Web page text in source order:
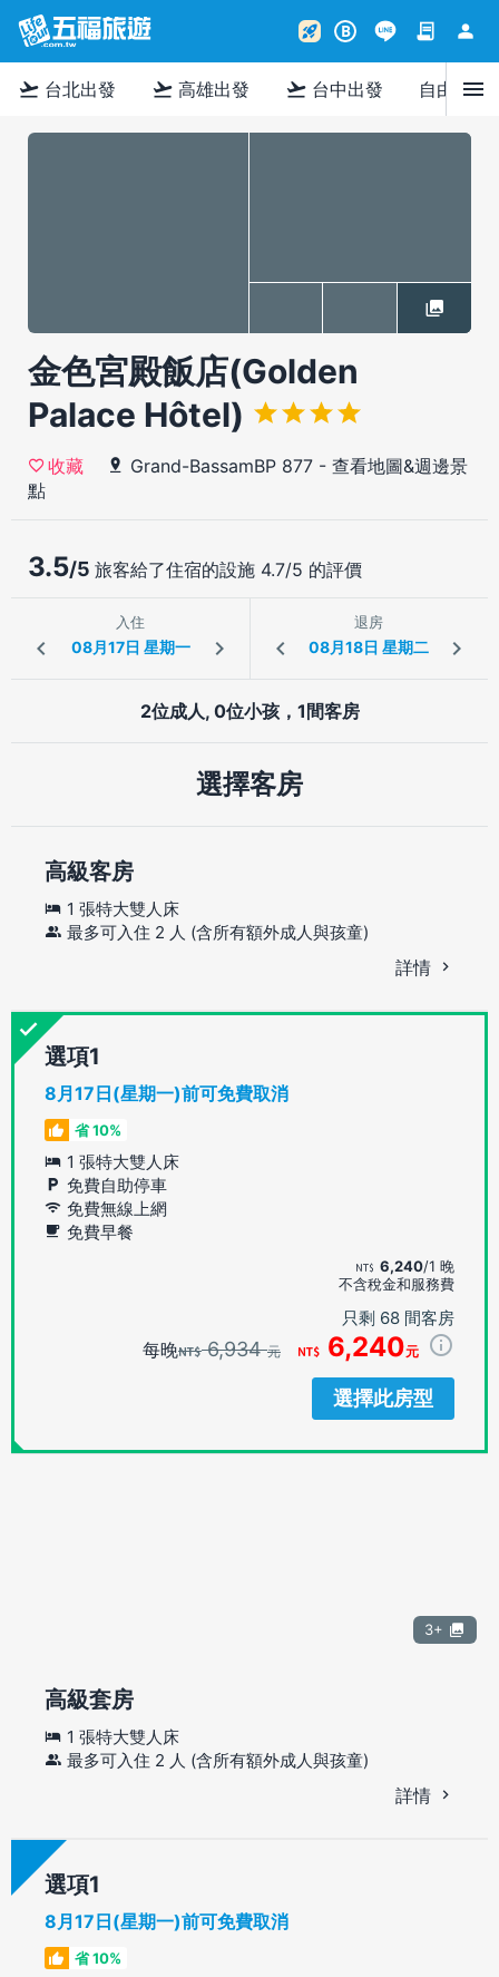
rocket_launch B contract person
flight_takeoff 台北出發 flight_takeoff 高雄出發 flight_takeoff 台中出發 自由行menu
金色宮殿飯店(Golden
Palace Hôtel)
收藏 Grand-BassamBP 877 - 查看地圖&週邊景
點
3.5/5 旅客給了住宿的設施 4.7/5 的評價
入住 退房
2位成人, 0位小孩，1間客房
選擇客房
高級客房
1 張特大雙人床
最多可入住 2 人 (含所有額外成人與孩童)
詳情
選項
8月17日(星期一)前可免費取消
省 10%
1 張特大雙人床
免費自助停車
免費無線上網
免費早餐
6,240/1 晚
不含稅金和服務費
只剩 68 間客房
每晚 6,934元 6,240元
選擇此房型
3+
高級套房
1 張特大雙人床
最多可入住 2 人 (含所有額外成人與孩童)
詳情
選項
8月17日(星期一)前可免費取消
省 10%